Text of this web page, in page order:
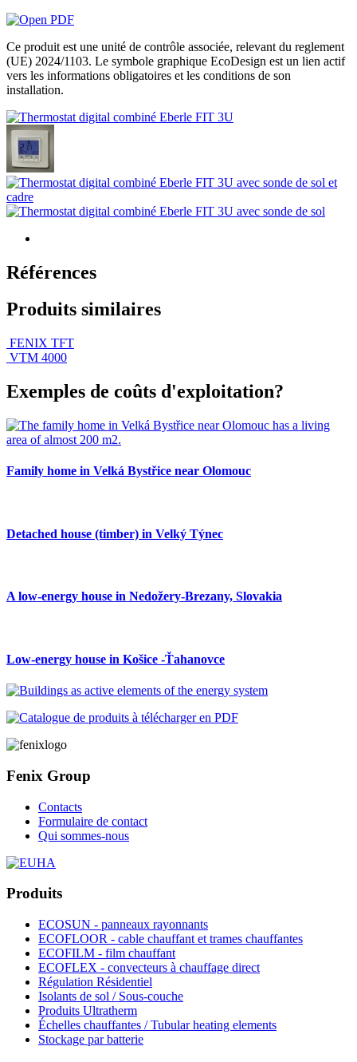
Ce produit est une unité de contrôle associée, relevant du reglement
(UE) 2024/1103. Le symbole graphique EcoDesign est un lien actif
vers les informations obligatoires et les conditions de son
installation.
Références
Produits similaires
FENIX TFT
VTM 4000
Exemples de coûts d'exploitation?
Family home in Velká Bystřice near Olomouc
Detached house (timber) in Velký Týnec
A low-energy house in Nedožery-Brezany, Slovakia
Low-energy house in Košice -Ťahanovce
Fenix Group
Contacts
Formulaire de contact
Qui sommes-nous
Produits
ECOSUN - panneaux rayonnants
ECOFLOOR - cable chauffant et trames chauffantes
ECOFILM - film chauffant
ECOFLEX - convecteurs à chauffage direct
Régulation Résidentiel
Isolants de sol / Sous-couche
Produits Ultratherm
Échelles chauffantes / Tubular heating elements
Stockage par batterie